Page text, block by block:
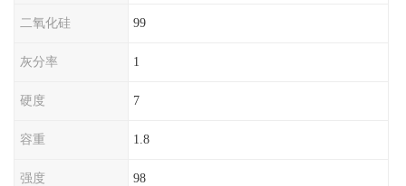
二氧化硅 99
灰分率 1
硬度 7
容重 1.8
强度 98